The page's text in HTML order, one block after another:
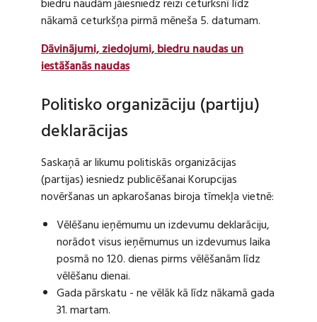
nākamā ceturkšņa pirmā mēneša 5. datumam.
Dāvinājumi, ziedojumi, biedru naudas un
iestāšanās naudas
Politisko organizāciju (partiju)
deklarācijas
Saskaņā ar likumu politiskās organizācijas
(partijas) iesniedz publicēšanai Korupcijas
novēršanas un apkarošanas biroja tīmekļa vietnē:
Vēlēšanu ieņēmumu un izdevumu deklarāciju,
norādot visus ieņēmumus un izdevumus laika
posmā no 120. dienas pirms vēlēšanām līdz
vēlēšanu dienai.
Gada pārskatu - ne vēlāk kā līdz nākamā gada
31. martam.